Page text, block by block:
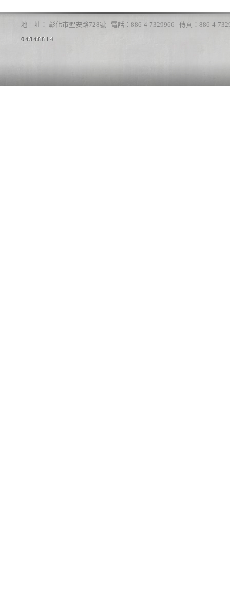
地 址： 彰化市聖安路728號 電話：886-4-7329966 傳真：886-4-